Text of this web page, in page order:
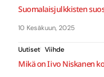
Suomalaisjulkkisten
10 Kesäkuun, 2025
Uutiset Viihde
Mikä on Iivo Niskanen